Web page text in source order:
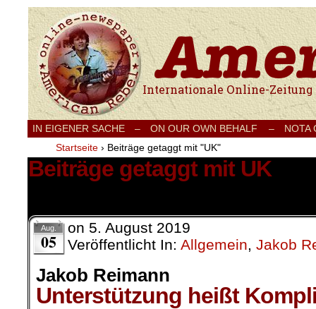
Internationale Onlinezeitung für Frieden,
IN EIGENER SACHE – ON OUR OWN BEHALF –
NOTA
Startseite › Beiträge getaggt mit "UK"
Beiträge getaggt mit UK
Aug.
05
on 5. August 2019
Veröffentlicht In: Allgemein, Jakob
Jakob Reimann
Unterstützung heißt